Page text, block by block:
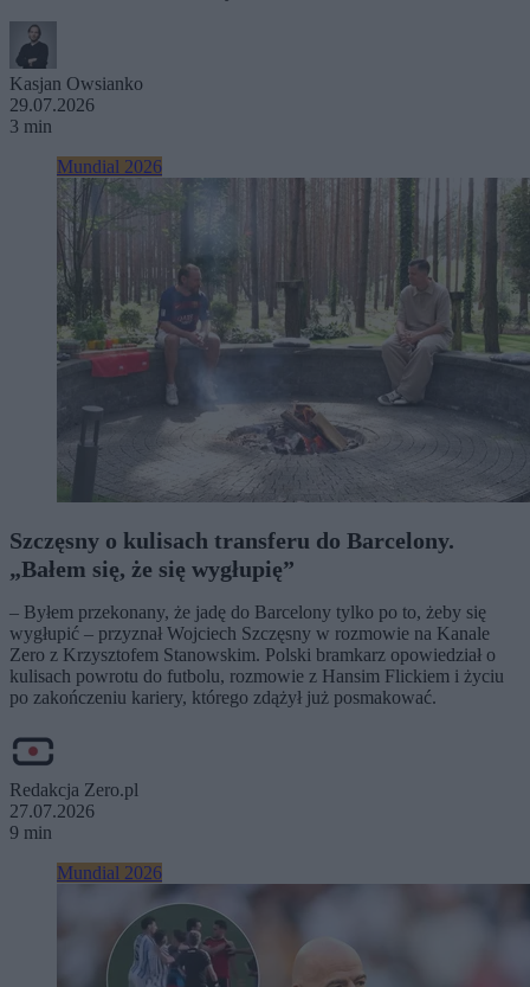
Kasjan Owsianko
29.07.2026
3 min
Mundial 2026
Szczęsny o kulisach transferu do Barcelony.
„Bałem się, że się wygłupię”
– Byłem przekonany, że jadę do Barcelony tylko po to, żeby się
wygłupić – przyznał Wojciech Szczęsny w rozmowie na Kanale
Zero z Krzysztofem Stanowskim. Polski bramkarz opowiedział o
kulisach powrotu do futbolu, rozmowie z Hansim Flickiem i życiu
po zakończeniu kariery, którego zdążył już posmakować.
Redakcja Zero.pl
27.07.2026
9 min
Mundial 2026